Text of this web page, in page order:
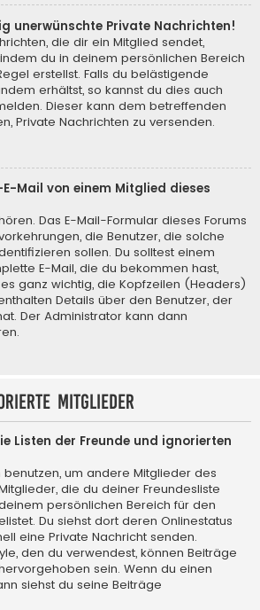
unerwünschte Private Nachrichten!
die dir ein Mitglied sendet,
du in deinem persönlichen Bereich
erstellst. Falls du belästigende
erhältst, so kannst du dies auch
Dieser kann dem betreffenden
Private Nachrichten zu versenden.
Mail von einem Mitglied dieses
Das E-Mail-Formular dieses Forums
die Benutzer, die solche
sollen. Du solltest einem
E-Mail, die du bekommen hast,
ganz wichtig, die Kopfzeilen (Headers)
Details über den Benutzer, der
Der Administrator kann dann
Mitglieder
Listen der Freunde und ignorierten
benutzen, um andere Mitglieder des
die du deiner Freundesliste
persönlichen Bereich für den
Du siehst dort deren Onlinestatus
eine Private Nachricht senden.
den du verwendest, können Beiträge
sein. Wenn du einen
siehst du seine Beiträge